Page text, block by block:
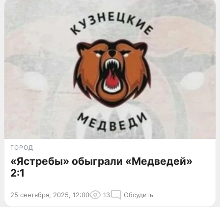
ГОРОД
«Ястребы» обыграли «Медведей»
2:1
25 сентября, 2025, 12:00 13 Обсудить